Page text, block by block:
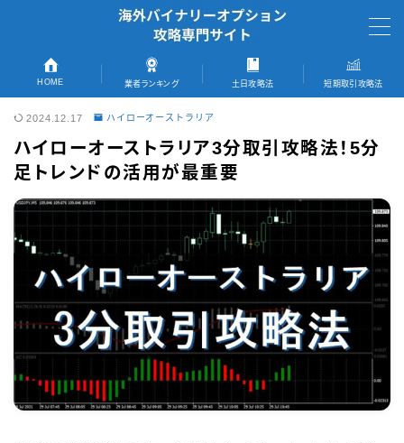
MENU
TOPページへ
短期取引完全攻略法
おすすめ業者 ランキング記事へ
ザオプション
ゼントレーダー
ブビンガバイナリー
ファイブスターズマーケッツ
初回キャッシュバック情報
HOME 業者ランキング 土日攻略法 短期取引攻略法
2024.12.17 ハイローオーストラリア
ハイローオーストラリア3分取引攻略法！5分
足トレンドの活用が最重要